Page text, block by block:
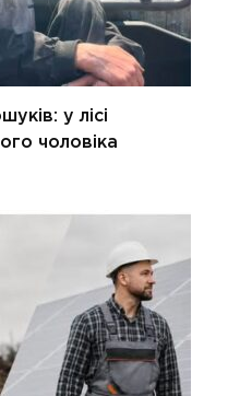
у лісі
чоловіка